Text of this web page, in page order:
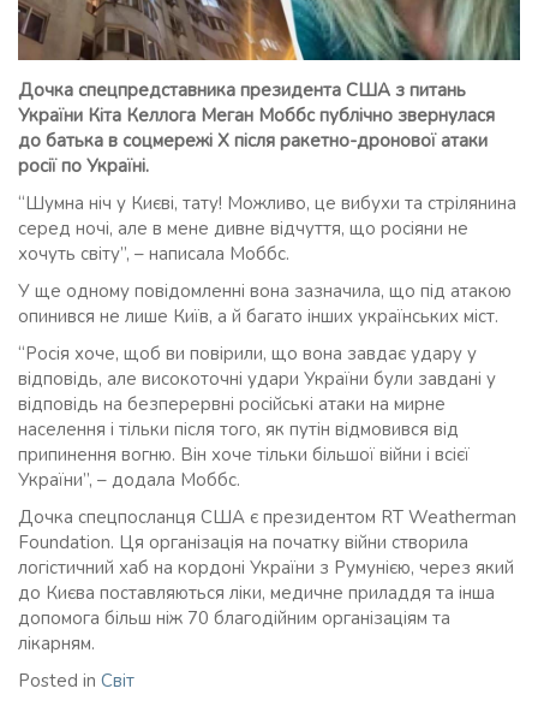
Дочка спецпредставника президента США з питань
України Кіта Келлога Меган Моббс публічно звернулася
до батька в соцмережі Х після ракетно-дронової атаки
росії по Україні.
“Шумна ніч у Києві, тату! Можливо, це вибухи та стрілянина
серед ночі, але в мене дивне відчуття, що росіяни не
хочуть світу”, – написала Моббс.
У ще одному повідомленні вона зазначила, що під атакою
опинився не лише Київ, а й багато інших українських міст.
“Росія хоче, щоб ви повірили, що вона завдає удару у
відповідь, але високоточні удари України були завдані у
відповідь на безперервні російські атаки на мирне
населення і тільки після того, як путін відмовився від
припинення вогню. Він хоче тільки більшої війни і всієї
України”, – додала Моббс.
Дочка спецпосланця США є президентом RT Weatherman
Foundation. Ця організація на початку війни створила
логістичний хаб на кордоні України з Румунією, через який
до Києва поставляються ліки, медичне приладдя та інша
допомога більш ніж 70 благодійним організаціям та
лікарням.
Posted in Світ